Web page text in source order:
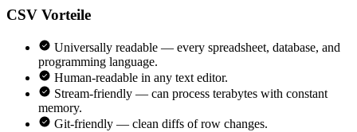
CSV Vorteile
Universally readable — every spreadsheet, database, and
programming language.
Human-readable in any text editor.
Stream-friendly — can process terabytes with constant
memory.
Git-friendly — clean diffs of row changes.